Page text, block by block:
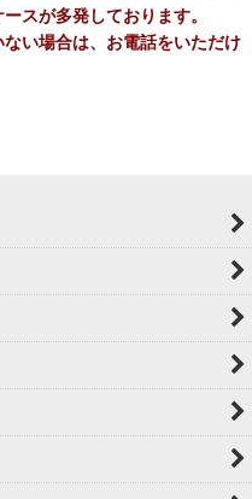
スが多発しております。
い場合は、お電話をいただけ